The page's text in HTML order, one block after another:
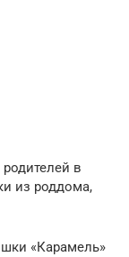
в
из роддома,
«Карамель»